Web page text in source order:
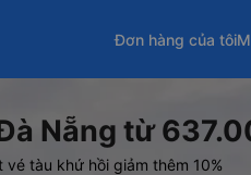
Đơn hàng của tôi
Nẵng từ
tàu khứ hồi giảm thêm 10%